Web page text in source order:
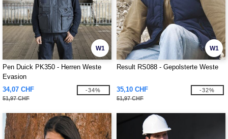
W1
Pen Duick PK350 - Herren Weste
Evasion
34,07 CHF
51,97 CHF
-34%
W1
Result RS088 - Gepolsterte Weste
35,10 CHF
51,97 CHF
-32%